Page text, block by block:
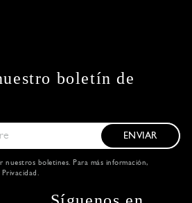
boletín de
ENVIAR
nuestros boletines. Para más información,
.